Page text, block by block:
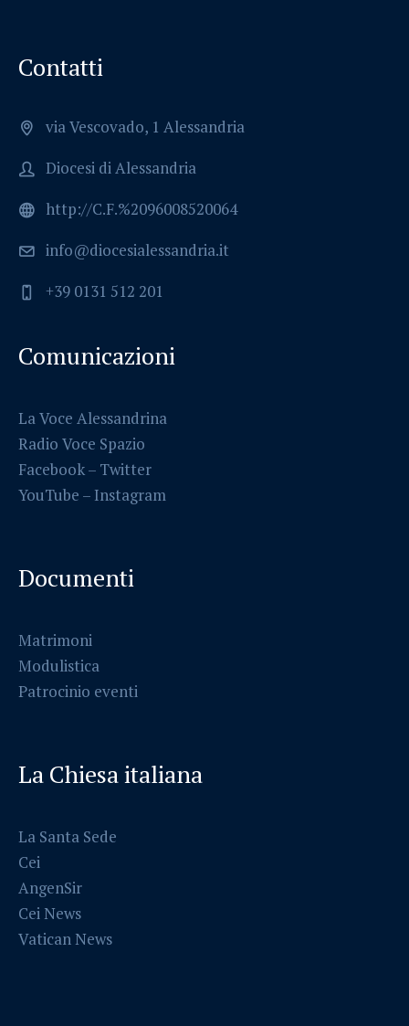
Contatti
via Vescovado, 1 Alessandria
Diocesi di Alessandria
http://C.F.%2096008520064
info@diocesialessandria.it
+39 0131 512 201
Comunicazioni
La Voce Alessandrina
Radio Voce Spazio
Facebook– Twitter
YouTube – Instagram
Documenti
Matrimoni
Modulistica
Patrocinio eventi
La Chiesa italiana
La Santa Sede
Cei
AngenSir
Cei News
Vatican News